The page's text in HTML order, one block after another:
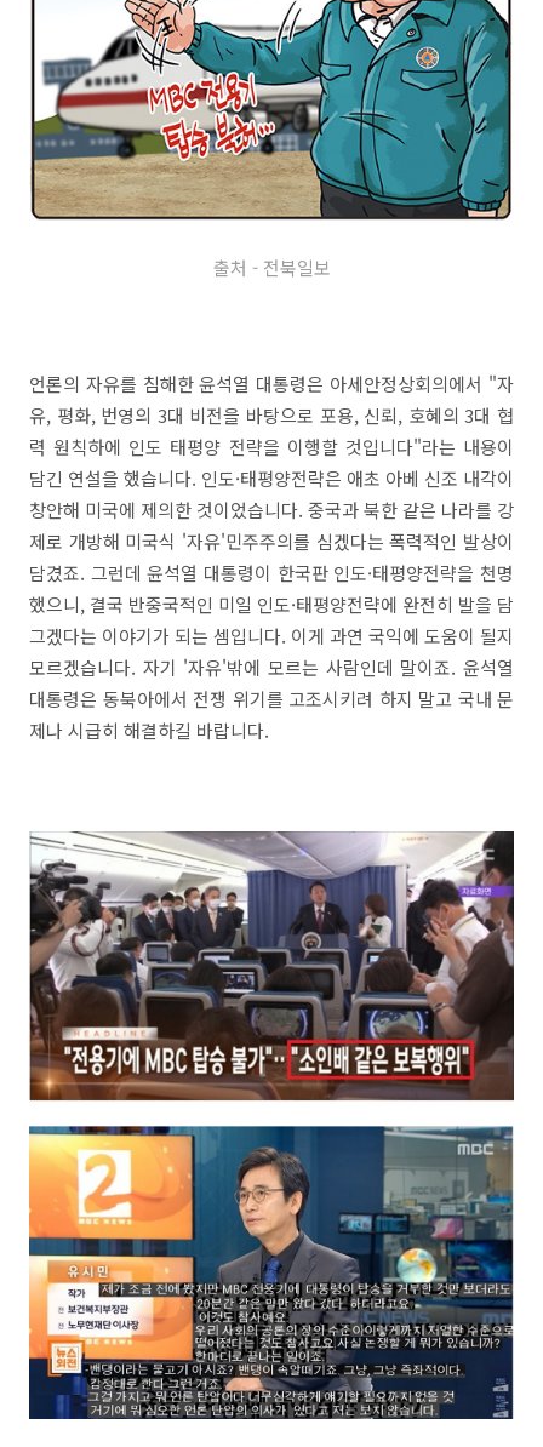
출처 - 전북일보
언론의 자유를 침해한 윤석열 대통령은 아세안정상회의에서 "자
유, 평화, 번영의 3대 비전을 바탕으로 포용, 신뢰, 호혜의 3대 협
력 원칙하에 인도 태평양 전략을 이행할 것입니다"라는 내용이
담긴 연설을 했습니다. 인도·태평양전략은 애초 아베 신조 내각이
창안해 미국에 제의한 것이었습니다. 중국과 북한 같은 나라를 강
제로 개방해 미국식 '자유'민주주의를 심겠다는 폭력적인 발상이
담겼죠. 그런데 윤석열 대통령이 한국판 인도·태평양전략을 천명
했으니, 결국 반중국적인 미일 인도·태평양전략에 완전히 발을 담
그겠다는 이야기가 되는 셈입니다. 이게 과연 국익에 도움이 될지
모르겠습니다. 자기 '자유'밖에 모르는 사람인데 말이죠. 윤석열
대통령은 동북아에서 전쟁 위기를 고조시키려 하지 말고 국내 문
제나 시급히 해결하길 바랍니다.